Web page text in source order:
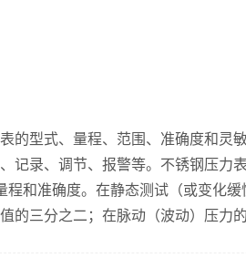
的型式、量程、范围、准确度和灵
记录、调节、报警等。不锈钢压力
程和准确度。在静态测试（或变化
的三分之二；在脉动（波动）压力